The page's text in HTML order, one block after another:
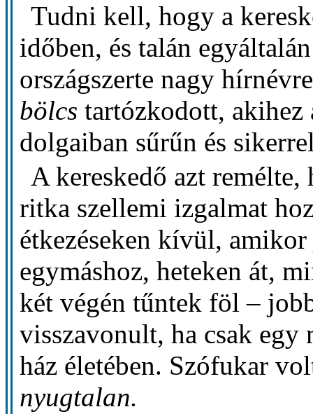
Tudni kell, hogy a
időben, és talán
országszerte nagy
bölcs tartózkodott, akihez
dolgaiban sűrűn és
A kereskedő azt
ritka szellemi izgalmat
étkezéseken kívül,
egymáshoz, heteken át,
két végén tűntek föl –
visszavonult, ha csak egy
ház életében. Szófukar
nyugtalan.